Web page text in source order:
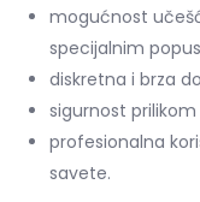
mogućnost
specijalnim
diskretna i brza
sigurnost
profesionalna
savete.